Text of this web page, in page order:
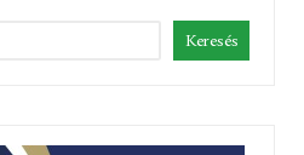
Keresés